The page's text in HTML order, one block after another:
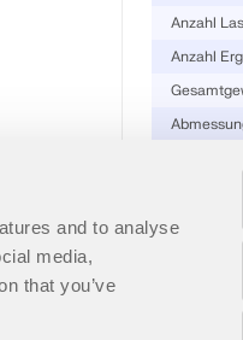
and to analyse
media,
that you’ve
Anzahl
Anzahl